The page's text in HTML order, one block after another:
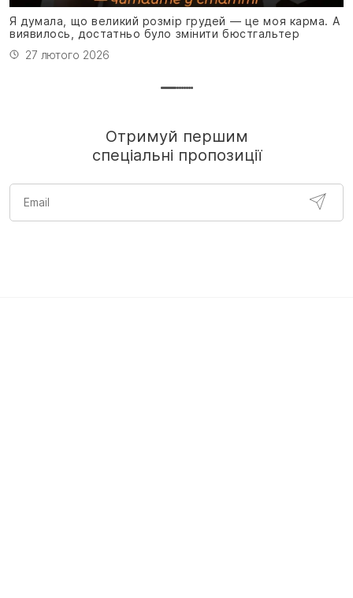
Я думала, що великий розмір грудей — це моя карма. А
виявилось, достатньо було змінити бюстгальтер
27 лютого 2026
Отримуй першим
спеціальні пропозиції